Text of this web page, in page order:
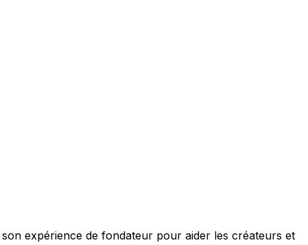
expérience de fondateur pour aider les créateurs et